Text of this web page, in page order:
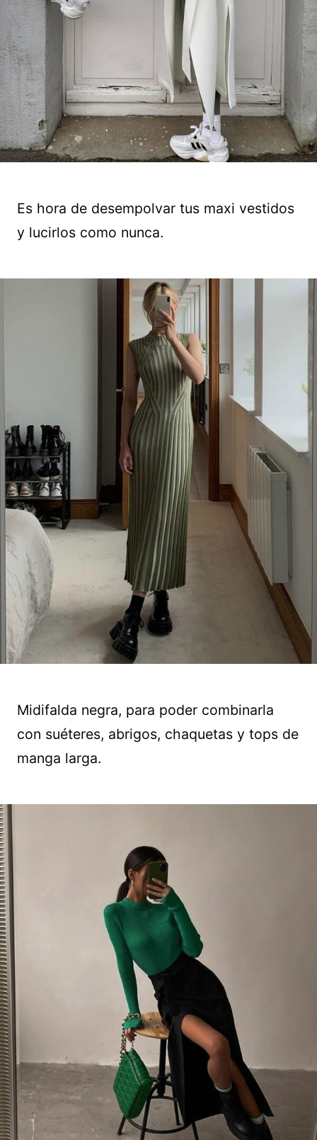
Es hora de desempolvar tus maxi vestidos
y lucirlos como nunca.
Midifalda negra, para poder combinarla
con suéteres, abrigos, chaquetas y tops de
manga larga.